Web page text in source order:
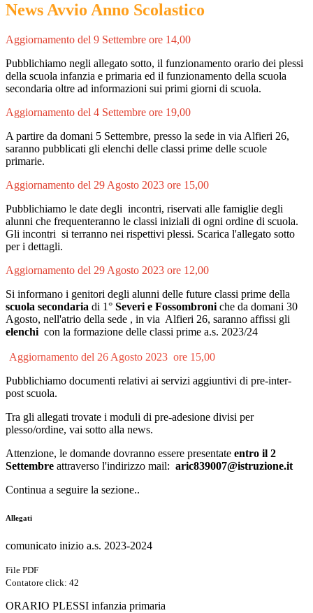
News Avvio Anno Scolastico
Aggiornamento del 9 Settembre ore 14,00
Pubblichiamo negli allegato sotto, il funzionamento orario dei plessi
della scuola infanzia e primaria ed il funzionamento della scuola
secondaria oltre ad informazioni sui primi giorni di scuola.
Aggiornamento del 4 Settembre ore 19,00
A partire da domani 5 Settembre, presso la sede in via Alfieri 26,
saranno pubblicati gli elenchi delle classi prime delle scuole
primarie.
Aggiornamento del 29 Agosto 2023 ore 15,00
Pubblichiamo le date degli incontri, riservati alle famiglie degli
alunni che frequenteranno le classi iniziali di ogni ordine di scuola.
Gli incontri si terranno nei rispettivi plessi. Scarica l'allegato sotto
per i dettagli.
Aggiornamento del 29 Agosto 2023 ore 12,00
Si informano i genitori degli alunni delle future classi prime della
scuola secondaria di 1° Severi e Fossombroni che da domani 30
Agosto, nell'atrio della sede , in via Alfieri 26, saranno affissi gli
elenchi con la formazione delle classi prime a.s. 2023/24
Aggiornamento del 26 Agosto 2023 ore 15,00
Pubblichiamo documenti relativi ai servizi aggiuntivi di pre-inter-
post scuola.
Tra gli allegati trovate i moduli di pre-adesione divisi per
plesso/ordine, vai sotto alla news.
Attenzione, le domande dovranno essere presentate entro il 2
Settembre attraverso l'indirizzo mail: aric839007@istruzione.it
Continua a seguire la sezione..
Allegati
comunicato inizio a.s. 2023-2024
File PDF
Contatore click: 42
ORARIO PLESSI infanzia primaria